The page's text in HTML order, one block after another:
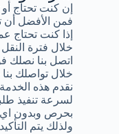
إن كنت تحتاج
فمن الأفضل أن
إذا كنت تحتاج
خلال فترة
اتصل بنا نصلك
خلال تواصلك بنا خدمة 24 ساعة على
نقدم هذه
لسرعة تنفيذ
بحرص وبدون
ولذلك يتم